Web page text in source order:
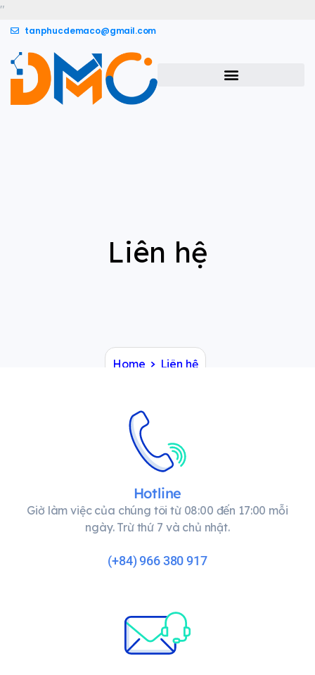
"
tanphucdemaco@gmail.com
Liên hệ
Home Liên hệ
Hotline
Giờ làm việc của chúng tôi từ 08:00 đến 17:00 mỗi
ngày. Trừ thứ 7 và chủ nhật.
(+84) 966 380 917